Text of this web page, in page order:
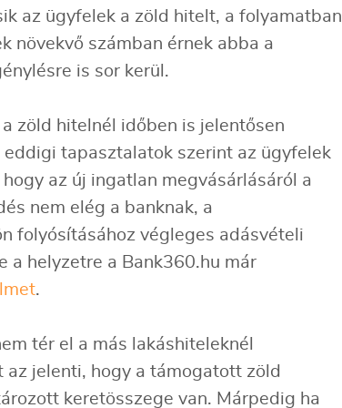
az ügyfelek a zöld hitelt, a folyamatban
növekvő számban érnek abba a
is sor kerül.
zöld hitelnél időben is jelentősen
tapasztalatok szerint az ügyfelek
az új ingatlan megvásárlásáról a
nem elég a banknak, a
folyósításához végleges adásvételi
a helyzetre a Bank360.hu már
.
tér el a más lakáshiteleknél
jelenti, hogy a támogatott zöld
keretösszege van. Márpedig ha